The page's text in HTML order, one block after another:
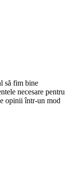
să fim bine
necesare pentru
opinii într-un mod